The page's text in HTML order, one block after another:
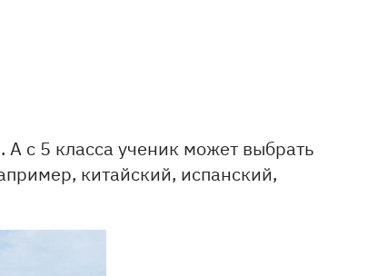
с 5 класса ученик может выбрать
китайский, испанский,